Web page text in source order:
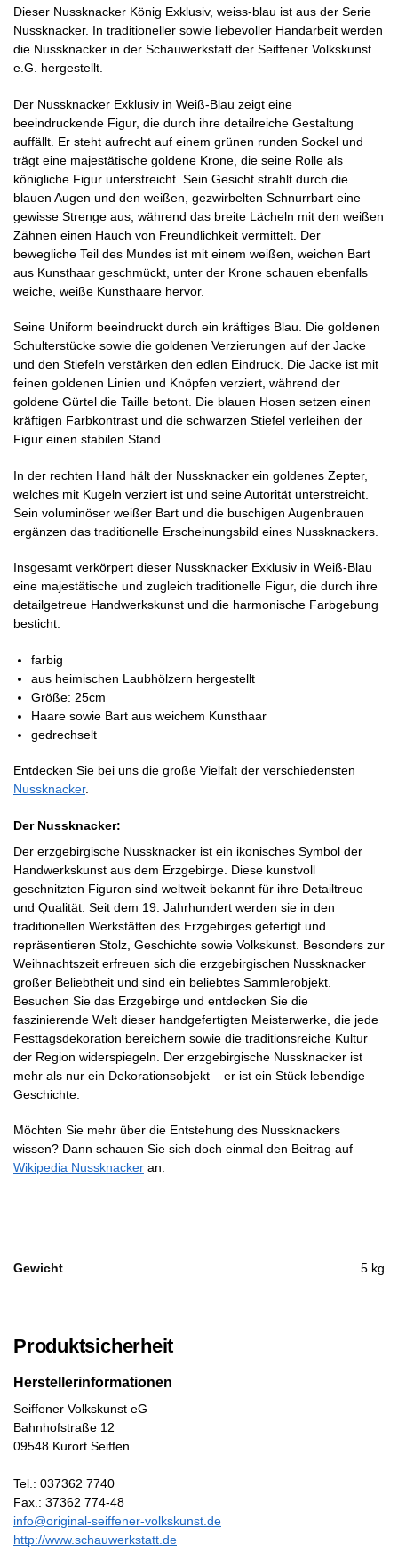
Dieser Nussknacker König Exklusiv, weiss-blau ist aus der Serie
Nussknacker. In traditioneller sowie liebevoller Handarbeit werden
die Nussknacker in der Schauwerkstatt der Seiffener Volkskunst
e.G. hergestellt.
Der Nussknacker Exklusiv in Weiß-Blau zeigt eine
beeindruckende Figur, die durch ihre detailreiche Gestaltung
auffällt. Er steht aufrecht auf einem grünen runden Sockel und
trägt eine majestätische goldene Krone, die seine Rolle als
königliche Figur unterstreicht. Sein Gesicht strahlt durch die
blauen Augen und den weißen, gezwirbelten Schnurrbart eine
gewisse Strenge aus, während das breite Lächeln mit den weißen
Zähnen einen Hauch von Freundlichkeit vermittelt. Der
bewegliche Teil des Mundes ist mit einem weißen, weichen Bart
aus Kunsthaar geschmückt, unter der Krone schauen ebenfalls
weiche, weiße Kunsthaare hervor.
Seine Uniform beeindruckt durch ein kräftiges Blau. Die goldenen
Schulterstücke sowie die goldenen Verzierungen auf der Jacke
und den Stiefeln verstärken den edlen Eindruck. Die Jacke ist mit
feinen goldenen Linien und Knöpfen verziert, während der
goldene Gürtel die Taille betont. Die blauen Hosen setzen einen
kräftigen Farbkontrast und die schwarzen Stiefel verleihen der
Figur einen stabilen Stand.
In der rechten Hand hält der Nussknacker ein goldenes Zepter,
welches mit Kugeln verziert ist und seine Autorität unterstreicht.
Sein voluminöser weißer Bart und die buschigen Augenbrauen
ergänzen das traditionelle Erscheinungsbild eines Nussknackers.
Insgesamt verkörpert dieser Nussknacker Exklusiv in Weiß-Blau
eine majestätische und zugleich traditionelle Figur, die durch ihre
detailgetreue Handwerkskunst und die harmonische Farbgebung
besticht.
farbig
aus heimischen Laubhölzern hergestellt
Größe: 25cm
Haare sowie Bart aus weichem Kunsthaar
gedrechselt
Entdecken Sie bei uns die große Vielfalt der verschiedensten
Nussknacker.
Der Nussknacker:
Der erzgebirgische Nussknacker ist ein ikonisches Symbol der
Handwerkskunst aus dem Erzgebirge. Diese kunstvoll
geschnitzten Figuren sind weltweit bekannt für ihre Detailtreue
und Qualität. Seit dem 19. Jahrhundert werden sie in den
traditionellen Werkstätten des Erzgebirges gefertigt und
repräsentieren Stolz, Geschichte sowie Volkskunst. Besonders zur
Weihnachtszeit erfreuen sich die erzgebirgischen Nussknacker
großer Beliebtheit und sind ein beliebtes Sammlerobjekt.
Besuchen Sie das Erzgebirge und entdecken Sie die
faszinierende Welt dieser handgefertigten Meisterwerke, die jede
Festtagsdekoration bereichern sowie die traditionsreiche Kultur
der Region widerspiegeln. Der erzgebirgische Nussknacker ist
mehr als nur ein Dekorationsobjekt – er ist ein Stück lebendige
Geschichte.
Möchten Sie mehr über die Entstehung des Nussknackers
wissen? Dann schauen Sie sich doch einmal den Beitrag auf
Wikipedia Nussknacker an.
Gewicht 5 kg
Produktsicherheit
Herstellerinformationen
Seiffener Volkskunst eG
Bahnhofstraße 12
09548 Kurort Seiffen
Tel.: 037362 7740
Fax.: 37362 774-48
info@original-seiffener-volkskunst.de
http://www.schauwerkstatt.de